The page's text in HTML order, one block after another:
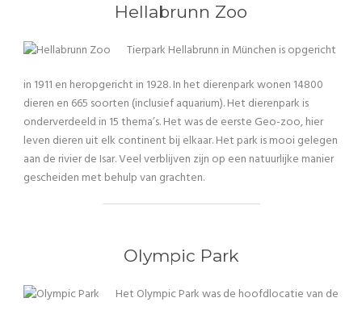
Hellabrunn Zoo
Tierpark Hellabrunn in München is opgericht
in 1911 en heropgericht in 1928. In het dierenpark wonen 14800
dieren en 665 soorten (inclusief aquarium). Het dierenpark is
onderverdeeld in 15 thema’s. Het was de eerste Geo-zoo, hier
leven dieren uit elk continent bij elkaar. Het park is mooi gelegen
aan de rivier de Isar. Veel verblijven zijn op een natuurlijke manier
gescheiden met behulp van grachten.
Olympic Park
Het Olympic Park was de hoofdlocatie van de